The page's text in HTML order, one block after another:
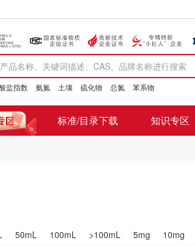
盐指数 氨氮 土壤 硫化物 总氮 苯系物
标准/目录下载 知识专区
50mL 100mL >100mL 5mg 10mg